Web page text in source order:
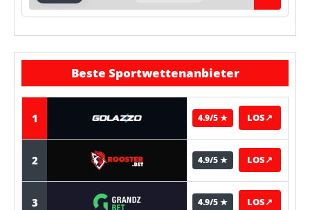
Beste Sportwettenanbieter
1 4.9/5 ★ LOS↗
2 4.9/5 ★ LOS↗
3 4.9/5 ★ LOS↗